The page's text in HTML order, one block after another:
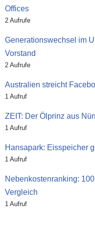
Offices
2 Aufrufe
Generationswechsel im
Vorstand
2 Aufrufe
Australien streicht
1 Aufruf
ZEIT: Der Ölprinz aus
1 Aufruf
Hansapark: Eisspeicher
1 Aufruf
Nebenkostenranking:
Vergleich
1 Aufruf